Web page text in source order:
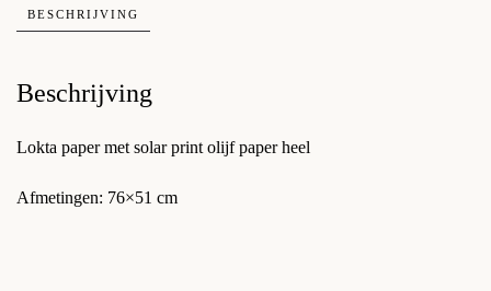
op,
olijf
oud
heel
BESCHRIJVING
Beschrijving
Lokta paper met solar print olijf paper heel
Afmetingen: 76×51 cm